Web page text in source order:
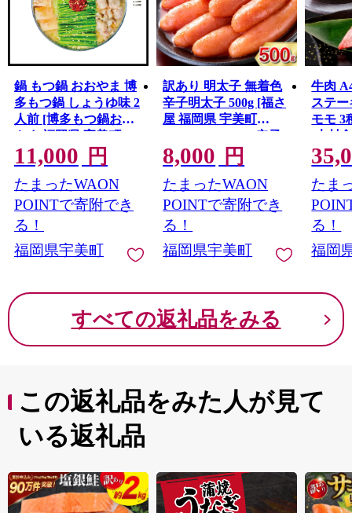
鍋 もつ鍋 おおやま 博
多もつ鍋 しょうゆ味 2
人前 [博多もつ鍋おお
やま 福岡県 宇美町
um40azo940003] モツ
鍋 もつ鍋セット モツ
鍋セット セット もつ
なべ 福岡 博多 醤油 し
ょうゆ 牛もつ ふるさ
と納税
11,000 円
たまったWAON
POINTで寄附でき
る！
福岡県宇美町
訳あり 明太子 無着色
辛子明太子 500g [福さ
屋 福岡県 宇美町
um40azp220001] 辛子
めんたいこ たらこ 博
多 福岡 ふるさと納税
8,000 円
たまったWAON
POINTで寄附でき
る！
福岡県宇美町
牛肉
ステ
モモ 3
[木村
町
ット
冷凍
べ 黒
たま
る！
福岡
すべての返礼品をみる
この返礼品をみた人が見て
いる返礼品